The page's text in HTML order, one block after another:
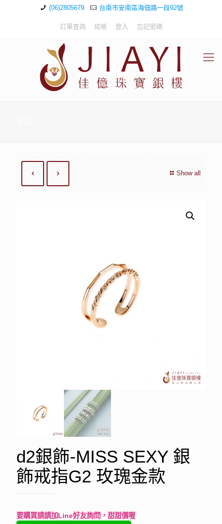
(06)2805679 台南市安南區海佃路一段92號
訂單查詢 結帳 登入 忘記密碼
Show all
d2銀飾-MISS SEXY 銀
飾戒指G2 玫瑰金款
要購買請請加Line好友詢問，甜甜價喔